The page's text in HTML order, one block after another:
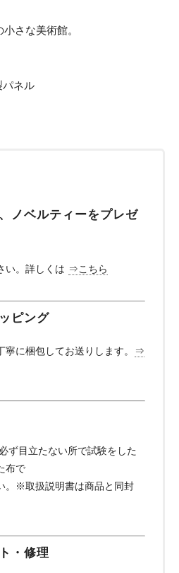
さな美術館。
パネル
ノベルティーをプレゼ
い。詳しくは ⇒こちら
ピング
に梱包してお送りします。
⇒
ず目立たない所で試験をした
布で
。※取扱説明書は商品と同封
・修理